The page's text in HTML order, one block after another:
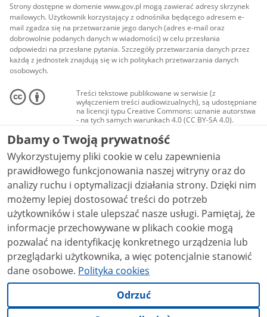
Strony dostępne w domenie www.gov.pl mogą zawierać adresy skrzynek
mailowych. Użytkownik korzystający z odnośnika będącego adresem e-
mail zgadza się na przetwarzanie jego danych (adres e-mail oraz
dobrowolnie podanych danych w wiadomości) w celu przesłania
odpowiedzi na przesłane pytania. Szczegóły przetwarzania danych przez
każdą z jednostek znajdują się w ich politykach przetwarzania danych
osobowych.
Treści tekstowe publikowane w serwisie (z
wyłączeniem treści audiowizualnych), są udostępniane
na licencji typu Creative Commons: uznanie autorstwa
- na tych samych warunkach 4.0 (CC BY-SA 4.0).
Materiały audiowizualne, w tym zdjęcia, materiały
audio i wideo, są udostępniane na licencji typu
Creative Commons: uznanie autorstwa użycie
niekomercyjne - bez utworów zależnych 4.0 (CC BY-
NC-ND 4.0), o ile nie jest to stwierdzone inaczej.
Dbamy o Twoją prywatność
Wykorzystujemy pliki cookie w celu zapewnienia
prawidłowego funkcjonowania naszej witryny oraz do
analizy ruchu i optymalizacji działania strony. Dzięki nim
możemy lepiej dostosować treści do potrzeb
użytkowników i stale ulepszać nasze usługi. Pamiętaj, że
informacje przechowywane w plikach cookie mogą
pozwalać na identyfikację konkretnego urządzenia lub
przeglądarki użytkownika, a więc potencjalnie stanowić
dane osobowe. Polityka cookies
Odrzuć